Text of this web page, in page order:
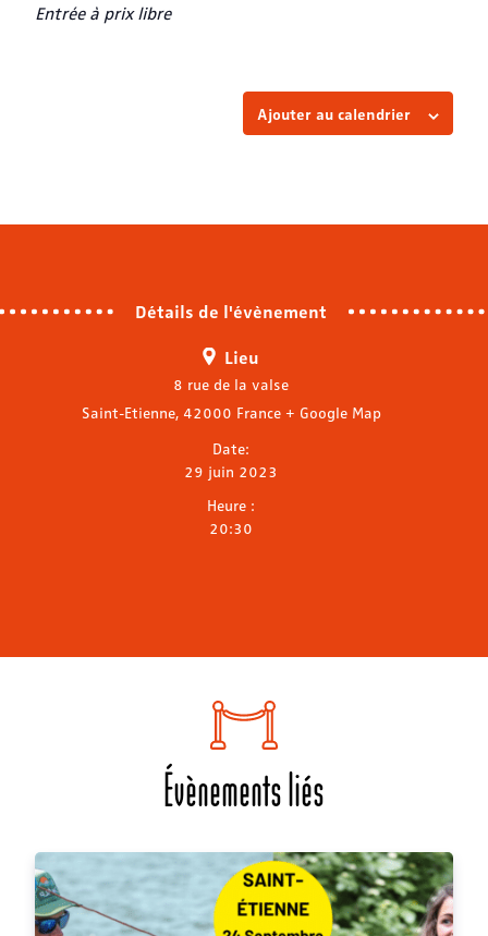
Entrée à prix libre
Ajouter au calendrier
Détails de l'évènement
Lieu
8 rue de la valse
Saint-Etienne, 42000 France + Google Map
Date:
29 juin 2023
Heure :
20:30
Évènements liés